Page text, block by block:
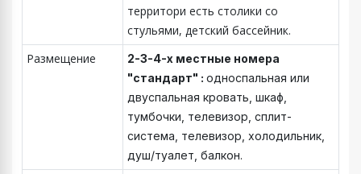
территори есть столики со
стульями, детский бассейник.
Размещение
2-3-4-х местные номера
"стандарт" : односпальная или
двуспальная кровать, шкаф,
тумбочки, телевизор, сплит-
система, телевизор, холодильник,
душ/туалет, балкон.